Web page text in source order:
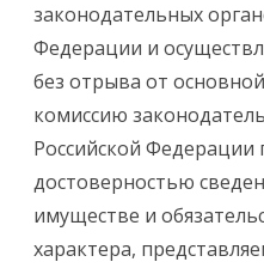
законодательных
Федерации и
без отрыва от
комиссию
Российской Федерации
достоверностью
имуществе и
характера,